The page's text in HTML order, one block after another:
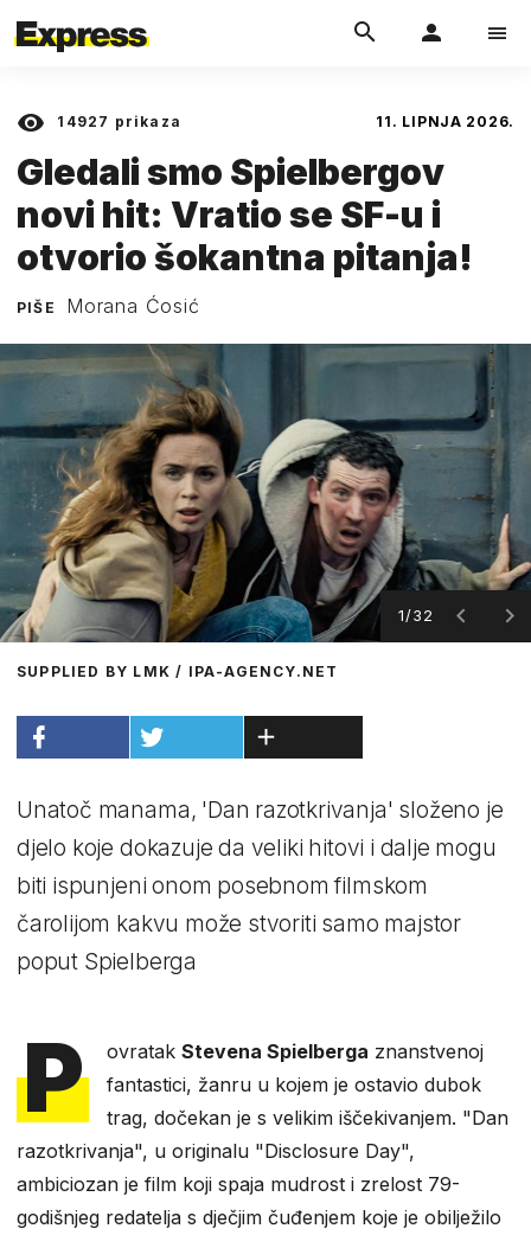
14927 prikaza 11. LIPNJA 2026.
Gledali smo Spielbergov
novi hit: Vratio se SF-u i
otvorio šokantna pitanja!
PIŠE Morana Ćosić
1/32
SUPPLIED BY LMK / IPA-AGENCY.NET
Unatoč manama, 'Dan razotkrivanja' složeno je
djelo koje dokazuje da veliki hitovi i dalje mogu
biti ispunjeni onom posebnom filmskom
čarolijom kakvu može stvoriti samo majstor
poput Spielberga
P ovratakStevena Spielberga znanstvenoj
fantastici, žanru u kojem je ostavio dubok
trag, dočekan je s velikim iščekivanjem. "Dan
razotkrivanja", u originalu "Disclosure Day",
ambiciozan je film koji spaja mudrost i zrelost 79-
godišnjeg redatelja s dječjim čuđenjem koje je obilježilo